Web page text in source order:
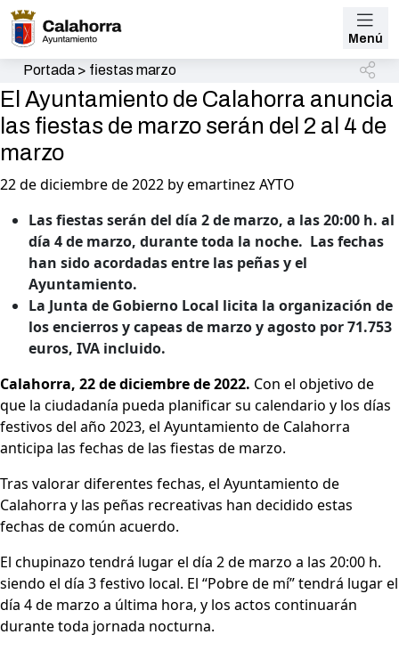
Menú
Portada> fiestas marzo
El Ayuntamiento de Calahorra anuncia
las fiestas de marzo serán del 2 al 4 de
marzo
22 de diciembre de 2022 by emartinez AYTO
Las fiestas serán del día 2 de marzo, a las 20:00 h. al
día 4 de marzo, durante toda la noche. Las fechas
han sido acordadas entre las peñas y el
Ayuntamiento.
La Junta de Gobierno Local licita la organización de
los encierros y capeas de marzo y agosto por 71.753
euros, IVA incluido.
Calahorra, 22 de diciembre de 2022. Con el objetivo de
que la ciudadanía pueda planificar su calendario y los días
festivos del año 2023, el Ayuntamiento de Calahorra
anticipa las fechas de las fiestas de marzo.
Tras valorar diferentes fechas, el Ayuntamiento de
Calahorra y las peñas recreativas han decidido estas
fechas de común acuerdo.
El chupinazo tendrá lugar el día 2 de marzo a las 20:00 h.
siendo el día 3 festivo local. El “Pobre de mí” tendrá lugar el
día 4 de marzo a última hora, y los actos continuarán
durante toda jornada nocturna.